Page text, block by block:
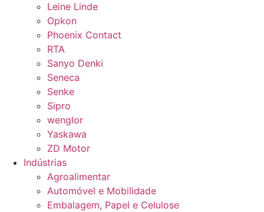
Leine Linde
Opkon
Phoenix Contact
RTA
Sanyo Denki
Seneca
Senke
Sipro
wenglor
Yaskawa
ZD Motor
Indústrias
Agroalimentar
Automóvel e Mobilidade
Embalagem, Papel e Celulose